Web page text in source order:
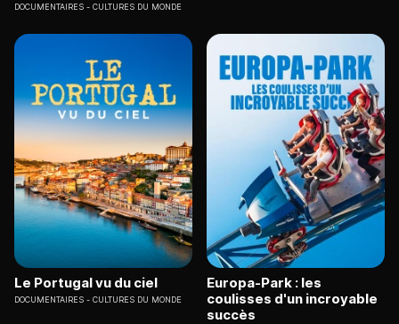
DOCUMENTAIRES CULTURES DU MONDE
Le Portugal vu du ciel
DOCUMENTAIRES CULTURES DU MONDE
Europa-Park : les
coulisses d'un incroyable
succès